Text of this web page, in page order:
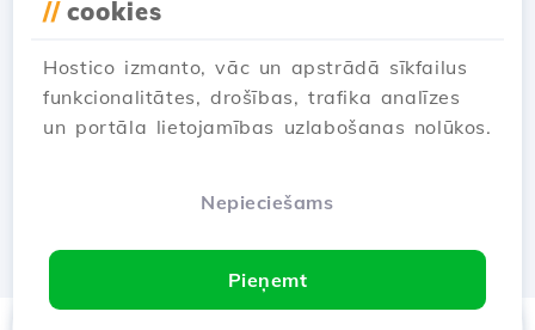
// cookies
Hostico izmanto, vāc un apstrādā sīkfailus
funkcionalitātes, drošības, trafika analīzes
un portāla lietojamības uzlabošanas nolūkos.
Nepieciešams
Pieņemt